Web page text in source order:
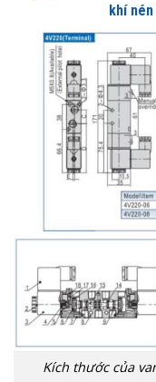
khí
Kích thước của